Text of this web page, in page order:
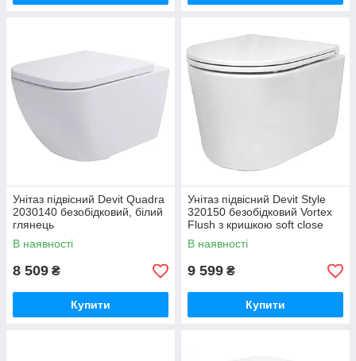
Унітаз підвісний Devit Quadra
2030140 безобідковий, білий
глянець
В наявності
8 509 ₴
Купити
Унітаз підвісний Devit Style
320150 безобідковий Vortex
Flush з кришкою soft close
В наявності
9 599 ₴
Купити